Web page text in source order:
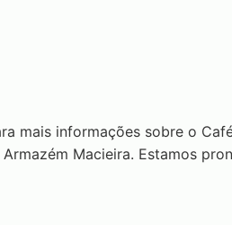
mais informações sobre o
Macieira. Estamos